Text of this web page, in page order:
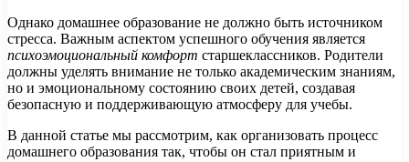
Однако домашнее образование не должно быть источником
стресса. Важным аспектом успешного обучения является
психоэмоциональный комфорт старшеклассников. Родители
должны уделять внимание не только академическим знаниям,
но и эмоциональному состоянию своих детей, создавая
безопасную и поддерживающую атмосферу для учебы.
В данной статье мы рассмотрим, как организовать процесс
домашнего образования так, чтобы он стал приятным и